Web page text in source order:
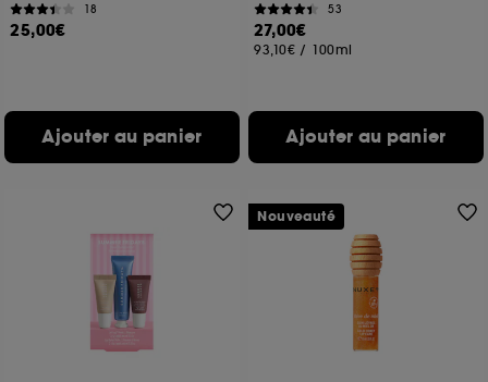
18
25,00€
Ajouter au panier
53
27,00€
93,10€ / 100ml
Ajouter au panier
Nouveauté